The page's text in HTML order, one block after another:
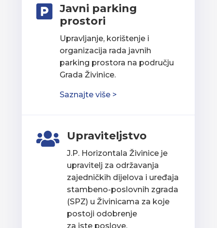

Javni parking
prostori
Upravljanje, korištenje i
organizacija rada javnih
parking prostora na području
Grada Živinice.
Saznajte više >
 Upraviteljstvo
J.P. Horizontala Živinice je
upravitelj za održavanja
zajedničkih dijelova i uređaja
stambeno-poslovnih zgrada
(SPZ) u Živinicama za koje
postoji odobrenje
za iste poslove.